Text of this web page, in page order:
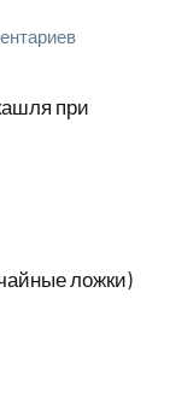
при
ложки)